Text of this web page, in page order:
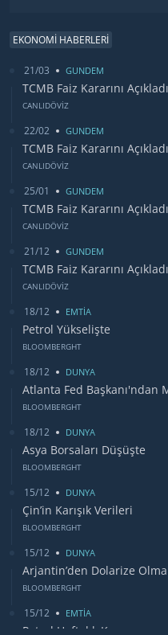
EKONOMİ HABERLERİ
21/03 GUNDEM
TCMB Faiz Kararını Açıkladı
CANLIDÖVİZ
22/02 GUNDEM
TCMB Faiz Kararını Açıkladı
CANLIDÖVİZ
25/01 GUNDEM
TCMB Faiz Kararını Açıkladı
CANLIDÖVİZ
21/12 GUNDEM
TCMB Faiz Kararını Açıkladı
CANLIDÖVİZ
18/12 EMTİA
Petrol Yükselişte
BLOOMBERGHT
18/12 DUNYA
Atlanta Fed Başkanı'ndan
BLOOMBERGHT
18/12 DUNYA
Asya Borsaları Düşüşte
BLOOMBERGHT
15/12 DUNYA
Çin’in Karışık Verileri
BLOOMBERGHT
15/12 DUNYA
Arjantin’den Dolarize Olma
BLOOMBERGHT
15/12 EMTİA
Petrol Haftalık Kazancı